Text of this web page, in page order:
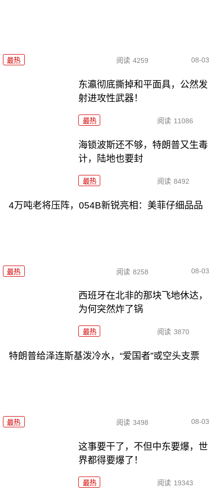
最热 阅读 4259 08-03
东瀛彻底撕掉和平面具，公然发
射进攻性武器！
最热 阅读 11086
海锁波斯还不够，特朗普又生毒
计，陆地也要封
最热 阅读 8492
4万吨老将压阵，054B新锐亮相：美菲仔细品品
最热 阅读 8258 08-03
西班牙在北非的那块飞地休达，
为何突然炸了锅
最热 阅读 3870
特朗普给泽连斯基泼冷水，“爱国者”或空头支票
最热 阅读 3498 08-03
这事要干了，不但中东要爆，世
界都得要爆了！
最热 阅读 19343